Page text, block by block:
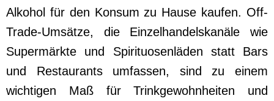
Alkohol für den Konsum zu Hause kaufen. Off-
Trade-Umsätze, die Einzelhandelskanäle wie
Supermärkte und Spirituosenläden statt Bars
und Restaurants umfassen, sind zu einem
wichtigen Maß für Trinkgewohnheiten und